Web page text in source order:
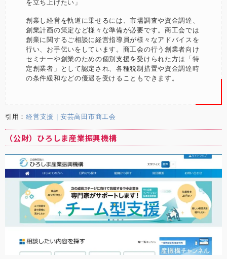
を立ち上げたい」
創業し経営を軌道に乗せるには、市場調査や資金調達、
創業計画の策定など様々な準備が必要です。商工会では
創業に関するご相談に経営指導員が様々なアドバイスを
行い、お手伝いをしています。商工会の行う創業者向け
セミナーや創業のための個別支援を受けられた方は「特
定創業者」として認定され、各種税制措置や資金調達時
の条件緩和などの優遇を受けることもできます。
引用：経営支援 | 安芸高田市商工会
（公財）ひろしま産業振興機構